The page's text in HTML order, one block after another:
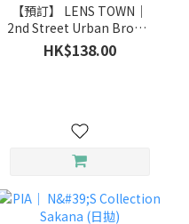
【預訂】 LENS TOWN｜
2nd Street Urban Brown
(日拋)
HK$138.00